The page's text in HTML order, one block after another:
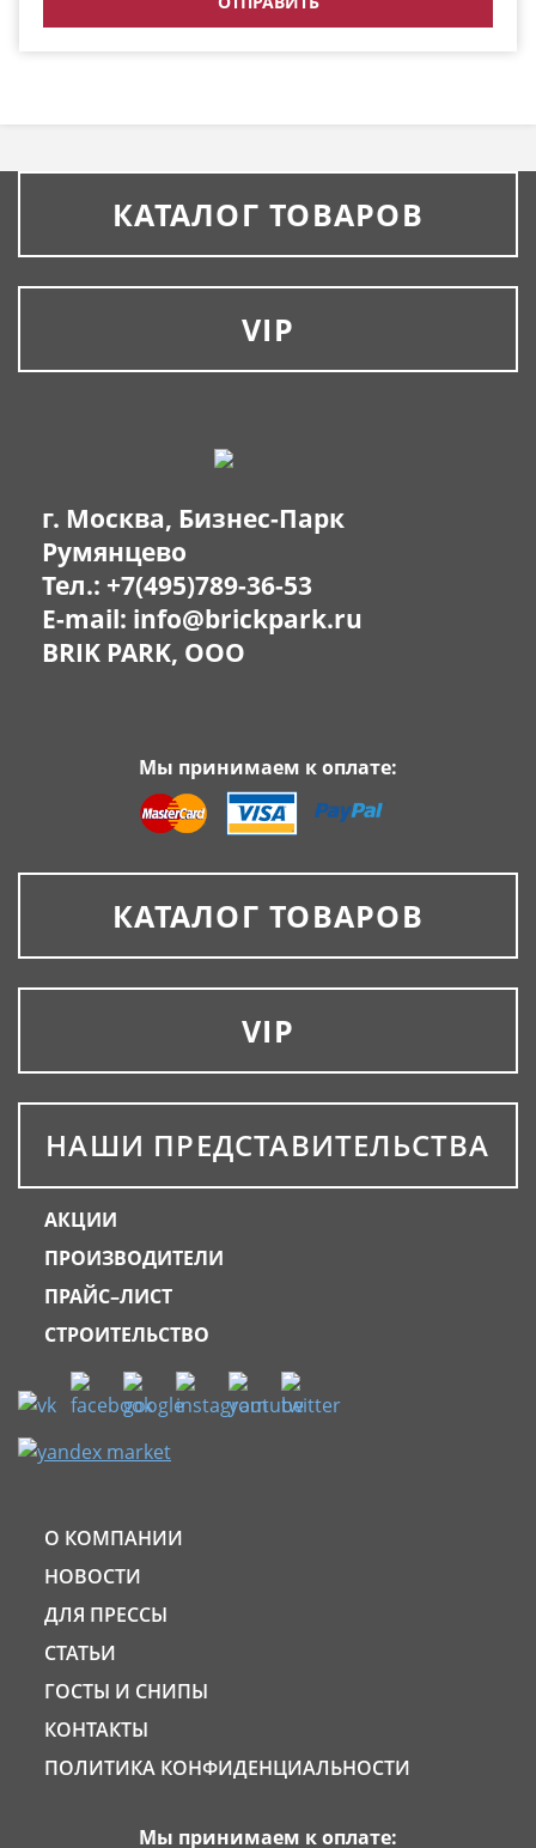
КАТАЛОГ ТОВАРОВ
VIP
г. Москва, Бизнес-Парк
Румянцево
Тел.: +7(495)789-36-53
E-mail: info@brickpark.ru
BRIK PARK, OOO
Мы принимаем к оплате:
КАТАЛОГ ТОВАРОВ
VIP
НАШИ ПРЕДСТАВИТЕЛЬСТВА
АКЦИИ
ПРОИЗВОДИТЕЛИ
ПРАЙС–ЛИСТ
СТРОИТЕЛЬСТВО
О КОМПАНИИ
НОВОСТИ
ДЛЯ ПРЕССЫ
СТАТЬИ
ГОСТЫ И СНИПЫ
КОНТАКТЫ
ПОЛИТИКА КОНФИДЕНЦИАЛЬНОСТИ
Мы принимаем к оплате: